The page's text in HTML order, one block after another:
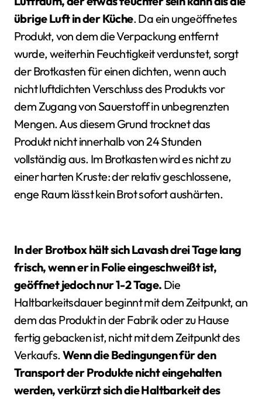
übrige Luft in der Küche. Da ein ungeöffnetes
Produkt, von dem die Verpackung entfernt
wurde, weiterhin Feuchtigkeit verdunstet, sorgt
der Brotkasten für einen dichten, wenn auch
nicht luftdichten Verschluss des Produkts vor
dem Zugang von Sauerstoff in unbegrenzten
Mengen. Aus diesem Grund trocknet das
Produkt nicht innerhalb von 24 Stunden
vollständig aus. Im Brotkasten wird es nicht zu
einer harten Kruste: der relativ geschlossene,
enge Raum lässt kein Brot sofort aushärten.
In der Brotbox hält sich Lavash drei Tage lang
frisch, wenn er in Folie eingeschweißt ist,
geöffnet jedoch nur 1-2 Tage. Die
Haltbarkeitsdauer beginnt mit dem Zeitpunkt, an
dem das Produkt in der Fabrik oder zu Hause
fertig gebacken ist, nicht mit dem Zeitpunkt des
Verkaufs.Wenn die Bedingungen für den
Transport der Produkte nicht eingehalten
werden, verkürzt sich die Haltbarkeit des